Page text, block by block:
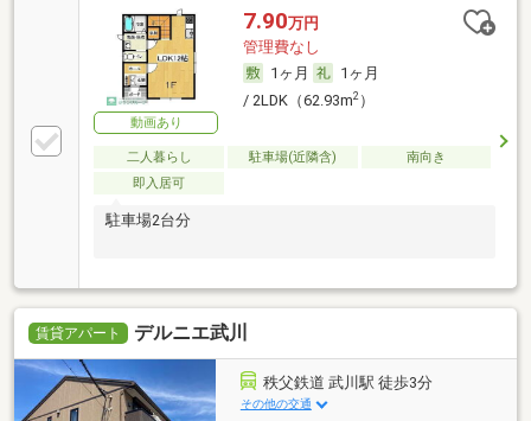
動画あり
7.90万円
管理費なし
1ヶ月
1ヶ月
/ 2LDK（62.93m2）
二人暮らし 駐車場(近隣含)
南向き
即入居可
駐車場2台分
賃貸アパート デルニエ武川
秩父鉄道 武川駅 徒歩3分
その他の交通